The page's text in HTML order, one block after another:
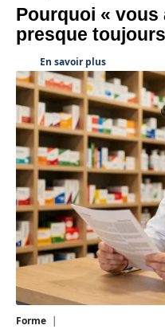
Pourquoi «
presque
En savoir plus
Forme